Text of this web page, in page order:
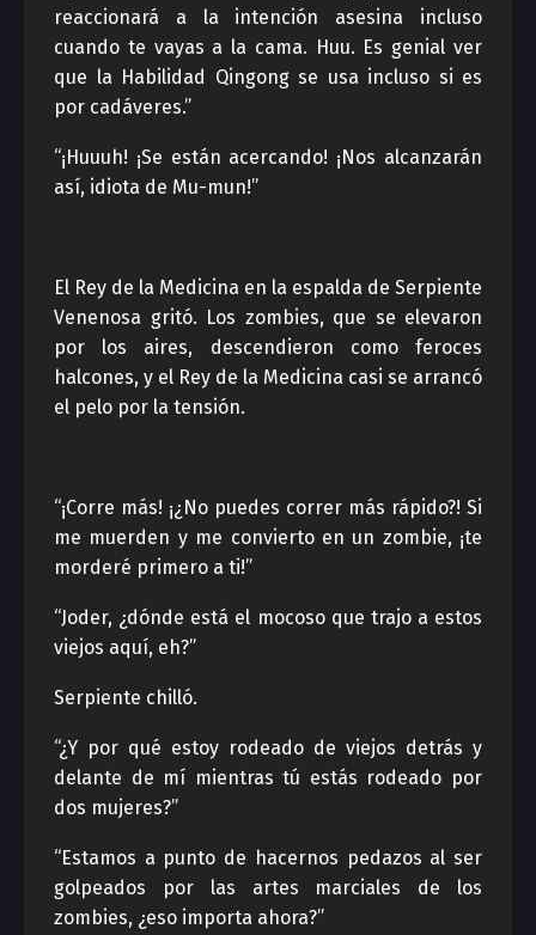
reaccionará a la intención asesina incluso
cuando te vayas a la cama. Huu. Es genial ver
que la Habilidad Qingong se usa incluso si es
por cadáveres.”
“¡Huuuh! ¡Se están acercando! ¡Nos alcanzarán
así, idiota de Mu-mun!”
El Rey de la Medicina en la espalda de Serpiente
Venenosa gritó. Los zombies, que se elevaron
por los aires, descendieron como feroces
halcones, y el Rey de la Medicina casi se arrancó
el pelo por la tensión.
“¡Corre más! ¡¿No puedes correr más rápido?! Si
me muerden y me convierto en un zombie, ¡te
morderé primero a ti!”
“Joder, ¿dónde está el mocoso que trajo a estos
viejos aquí, eh?”
Serpiente chilló.
“¿Y por qué estoy rodeado de viejos detrás y
delante de mí mientras tú estás rodeado por
dos mujeres?”
“Estamos a punto de hacernos pedazos al ser
golpeados por las artes marciales de los
zombies, ¿eso importa ahora?”